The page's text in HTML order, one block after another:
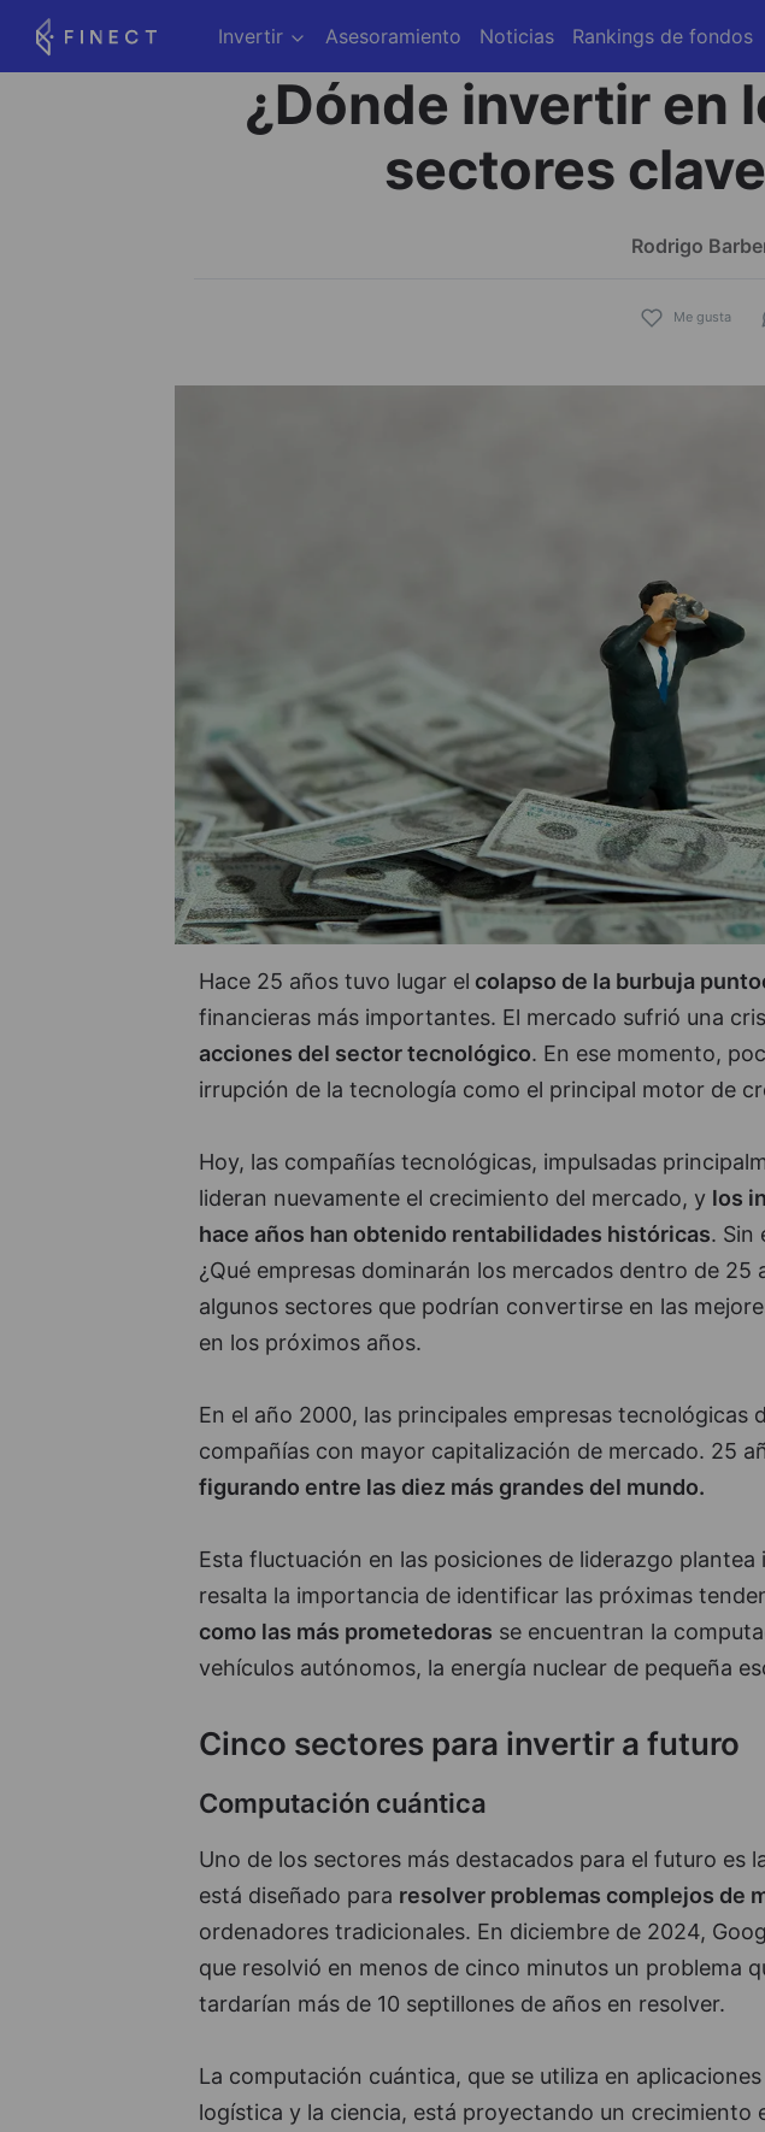
Invertir Asesoramiento Noticias Rankings de fondos
¿Dónde invertir en
sectores
Rodrigo
Me gusta
Hace 25 años tuvo lugar el colapso de la burbuja
financieras más importantes. El mercado sufrió una
acciones del sector tecnológico. En ese momento,
irrupción de la tecnología como el principal motor de
Hoy, las compañías tecnológicas, impulsadas
lideran nuevamente el crecimiento del mercado, y los
hace años han obtenido rentabilidades históricas. Sin
¿Qué empresas dominarán los mercados dentro de 25
algunos sectores que podrían convertirse en las
en los próximos años.
En el año 2000, las principales empresas tecnológicas
compañías con mayor capitalización de mercado. 25
figurando entre las diez más grandes del mundo.
Esta fluctuación en las posiciones de liderazgo
resalta la importancia de identificar las próximas
como las más prometedoras se encuentran la
vehículos autónomos, la energía nuclear de pequeña
Cinco sectores para invertir a futuro
Computación cuántica
Uno de los sectores más destacados para el futuro es
está diseñado para resolver problemas complejos de
ordenadores tradicionales. En diciembre de 2024,
que resolvió en menos de cinco minutos un problema
tardarían más de 10 septillones de años en resolver.
La computación cuántica, que se utiliza en
logística y la ciencia, está proyectando un crecimiento